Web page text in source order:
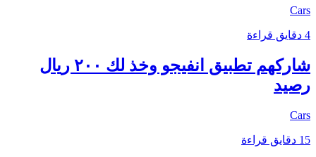
Cars
4 دقايق قراءة
شاركهم تطبيق انفيجو وخذ لك ٢٠٠ ريال
رصيد
Cars
15 دقايق قراءة